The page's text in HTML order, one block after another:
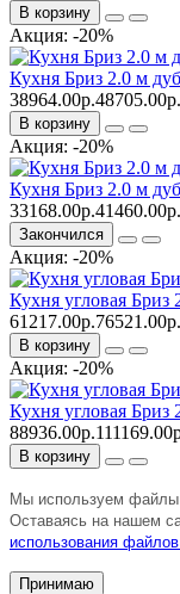
В корзину
Акция: -20%
Кухня Бриз 2.0 м
38964.00р.48705.00р.
В корзину
Акция: -20%
Кухня Бриз 2.0 м
33168.00р.41460.00р.
Закончился
Акция: -20%
Кухня угловая Бриз
61217.00р.76521.00р.
В корзину
Акция: -20%
Кухня угловая Бриз
88936.00р.
В корзину
Мы используем файлы
Оставаясь на нашем
использования
Принимаю